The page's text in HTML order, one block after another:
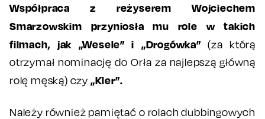
Współpraca z reżyserem Wojciechem
Smarzowskim przyniosła mu role w takich
filmach, jak „Wesele” i „Drogówka”(za którą
otrzymał nominację do Orła za najlepszą główną
rolę męską) czy „Kler”.
Należy również pamiętać o rolach dubbingowych